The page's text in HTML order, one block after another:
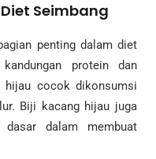
Seimbang
penting dalam diet
protein dan
hijau cocok dikonsumsi
Biji kacang hijau juga
dasar dalam membuat